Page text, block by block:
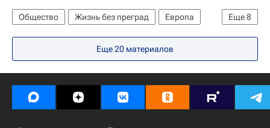
Еще8
Общество Жизнь без преград
Европа
Весь мир
Владимир Путин
Общественная палата РФ
Правительство РФ
Совет Федерации РФ
Госдума РФ
Детские вопросы
Россия
Еще 20 материалов